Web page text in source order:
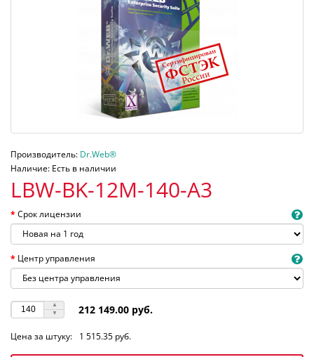
Производитель: Dr.Web®
Наличие: Есть в наличии
LBW-BK-12M-140-A3
Срок лицензии
Центр управления
212 149.00 руб.
Цена за штуку: 1 515.35 руб.